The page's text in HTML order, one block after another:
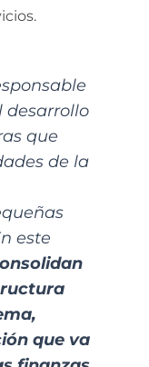
desarrollo
que
de la
este
que va